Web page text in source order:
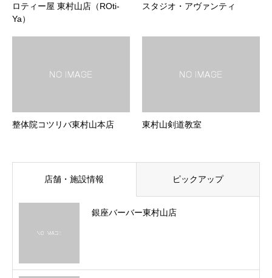
ロティー屋 東村山店（ROti-
Ya）
スタジオ・アヴァンティ
整体院コツリバ東村山本店 東村山剣道教室
店舗・施設情報 ピックアップ
銀座バーバー東村山店